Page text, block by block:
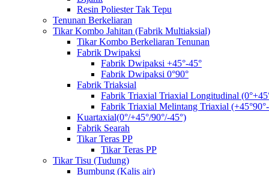
Resin Poliester Tak Tepu
Tenunan Berkeliaran
Tikar Kombo Jahitan (Fabrik Multiaksial)
Tikar Kombo Berkeliaran Tenunan
Fabrik Dwipaksi
Fabrik Dwipaksi +45°-45°
Fabrik Dwipaksi 0°90°
Fabrik Triaksial
Fabrik Triaxial Triaxial Longitudinal
Fabrik Triaxial Melintang Triaxial
Kuartaxial(0°/+45°/90°/-45°)
Fabrik Searah
Tikar Teras PP
Tikar Teras PP
Tikar Tisu (Tudung)
Bumbung (Kalis air)